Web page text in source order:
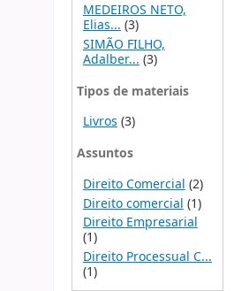
MEDEIROS NETO,
Elias...(3)
SIMÃO FILHO,
Adalber... (3)
Tipos de materiais
Livros(3)
Assuntos
Direito Comercial (2)
Direito comercial (1)
Direito Empresarial
(1)
Direito Processual C...
(1)